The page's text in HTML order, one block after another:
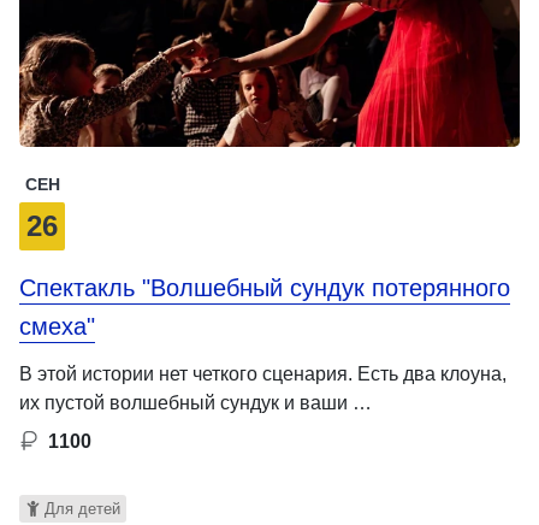
СЕН
26
Спектакль "Волшебный сундук потерянного
смеха"
В этой истории нет четкого сценария. Есть два клоуна,
их пустой волшебный сундук и ваши …
1100
Для детей